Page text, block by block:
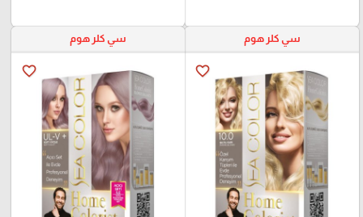
سي كلر هوم
favorite_border
سي كلر هوم
favorite_border